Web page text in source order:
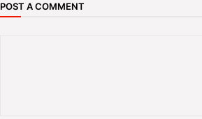
POST A COMMENT